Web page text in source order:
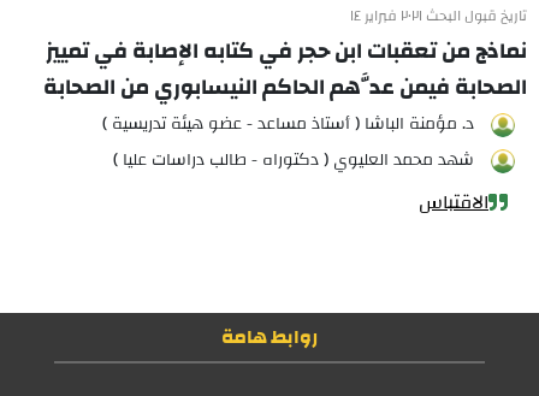
تاريخ قبول البحث ٢٠٢١ فبراير ١٤
نماذج من تعقبات ابن حجر في كتابه الإصابة في تمييز
الصحابة فيمن عدَّهم الحاكم النيسابوري من الصحابة
د. مؤمنة الباشا ( أستاذ مساعد - عضو هيئة تدريسية )
شهد محمد العليوي ( دكتوراه - طالب دراسات عليا )
الاقتباس
روابط هامة